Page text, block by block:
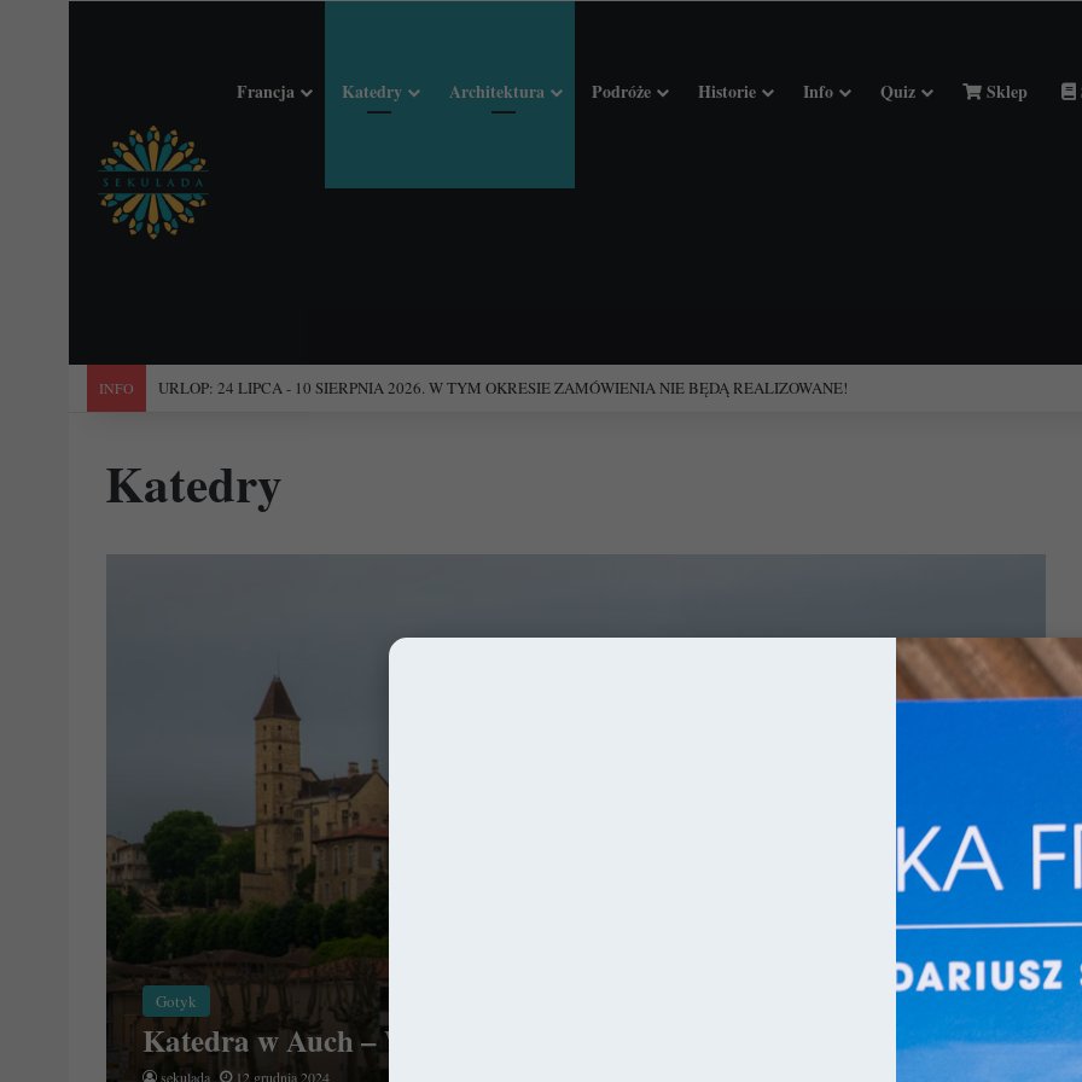
Francja Katedry Architektura Podróże Historie Info Quiz Sklep
INFO "Święta Francja". Przewodnik po 101 średniowiecznych kościołach Francji.
Katedry
Gotyk
Katedra w Auch – Wierna tradycjom
sekulada 12 grudnia 2024